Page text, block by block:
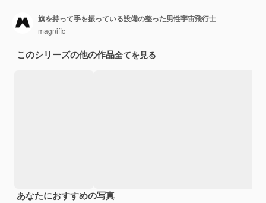
旗を持って手を振っている設備の整った男性宇宙飛行士
magnific
このシリーズの他の作品全てを見る
あなたにおすすめの写真